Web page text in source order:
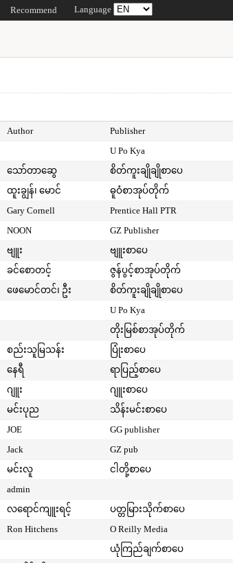
Recommend Language
Author Publisher
U Po Kya
သော်တာဆွေ စိတ်ကူးချိုချိုစာပေ
ထူးချွန်၊ မောင် ဓူဝံစာအုပ်တိုက်
Gary Cornell Prentice Hall PTR
NOON GZ Publisher
ဗျူး ဗျူးစာပေ
ခင်စောတင့် ဇွန်ပွင့်စာအုပ်တိုက်
ဖေမောင်တင်၊ ဦး စိတ်ကူးချိုချိုစာပေ
U Po Kya
တိုးမြစ်စာအုပ်တိုက်
စည်းသူမြသန်း ပြုံးစာပေ
နေရီ ရာပြည့်စာပေ
ဂျူး ဂျူးစာပေ
မင်းပုည သိန်းမင်းစာပေ
JOE GG publisher
Jack GZ pub
မင်းလူ ငါတို့စာပေ
admin
လရောင်ကျူးရင့် ပတ္တမြားသိုက်စာပေ
Ron Hitchens O Reilly Media
ယုံကြည်ချက်စာပေ